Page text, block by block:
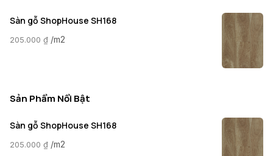
Sàn gỗ ShopHouse SH168
205.000 ₫ /m2
Sản Phẩm Nổi Bật
Sàn gỗ ShopHouse SH168
205.000 ₫ /m2